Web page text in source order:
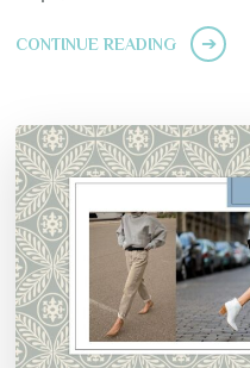
CONTINUE READING